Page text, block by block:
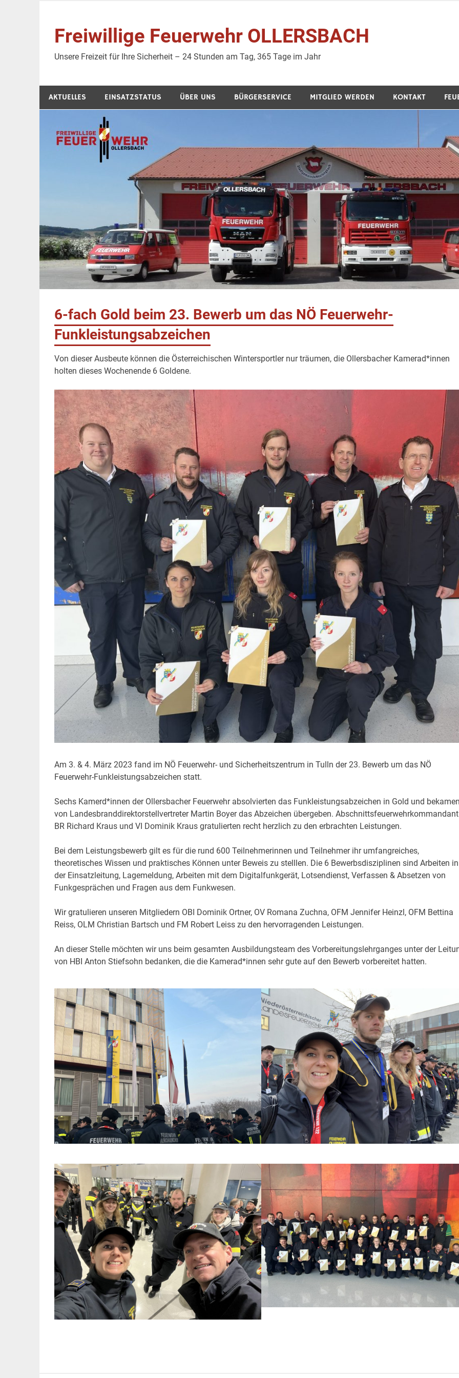
springen
Freiwillige Feuerwehr OLLERSBACH
Unsere Freizeit für Ihre Sicherheit – 24 Stunden am Tag, 365 Tage im Jahr
AKTUELLES EINSATZSTATUS ÜBER UNS BÜRGERSERVICE MITGLIED WERDEN KONTAKT
6-fach Gold beim 23. Bewerb um das NÖ Feuerwehr-
Funkleistungsabzeichen
Von dieser Ausbeute können die Österreichischen Wintersportler nur träumen, die Ollersbacher Kamerad*innen
holten dieses Wochenende 6 Goldene.
Am 3. & 4. März 2023 fand im NÖ Feuerwehr- und Sicherheitszentrum in Tulln der 23. Bewerb um das NÖ
Feuerwehr-Funkleistungsabzeichen statt.
Sechs Kamerd*innen der Ollersbacher Feuerwehr absolvierten das Funkleistungsabzeichen in Gold und
von Landesbranddirektorstellvertreter Martin Boyer das Abzeichen übergeben. Abschnittsfeuerwehrkommandant
BR Richard Kraus und VI Dominik Kraus gratulierten recht herzlich zu den erbrachten Leistungen.
Bei dem Leistungsbewerb gilt es für die rund 600 Teilnehmerinnen und Teilnehmer ihr umfangreiches,
theoretisches Wissen und praktisches Können unter Beweis zu stelllen. Die 6 Bewerbsdisziplinen sind Arbeiten in
der Einsatzleitung, Lagemeldung, Arbeiten mit dem Digitalfunkgerät, Lotsendienst, Verfassen & Absetzen von
Funkgesprächen und Fragen aus dem Funkwesen.
Wir gratulieren unseren Mitgliedern OBI Dominik Ortner, OV Romana Zuchna, OFM Jennifer Heinzl, OFM Bettina
Reiss, OLM Christian Bartsch und FM Robert Leiss zu den hervorragenden Leistungen.
An dieser Stelle möchten wir uns beim gesamten Ausbildungsteam des Vorbereitungslehrganges unter der
von HBI Anton Stiefsohn bedanken, die die Kamerad*innen sehr gute auf den Bewerb vorbereitet hatten.